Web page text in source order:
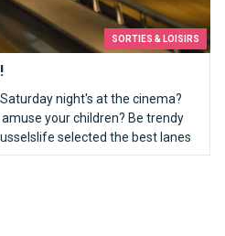
SORTIES & LOISIRS
night's at the cinema?
your children? Be trendy
selected the best lanes